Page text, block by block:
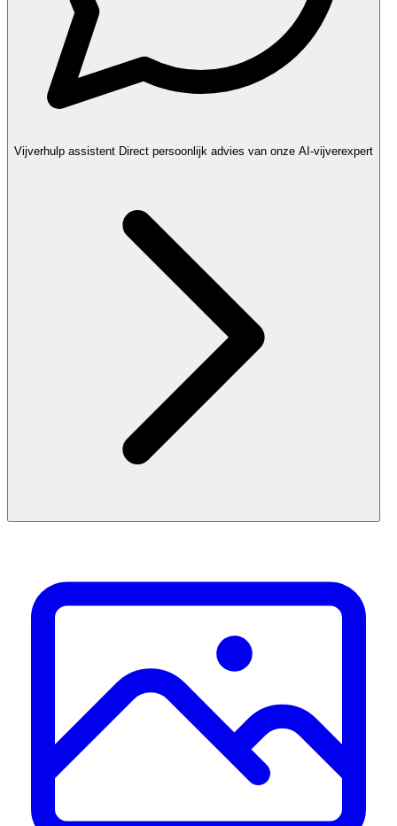
Vijverhulp assistent Direct persoonlijk advies van onze AI-vijverexpert